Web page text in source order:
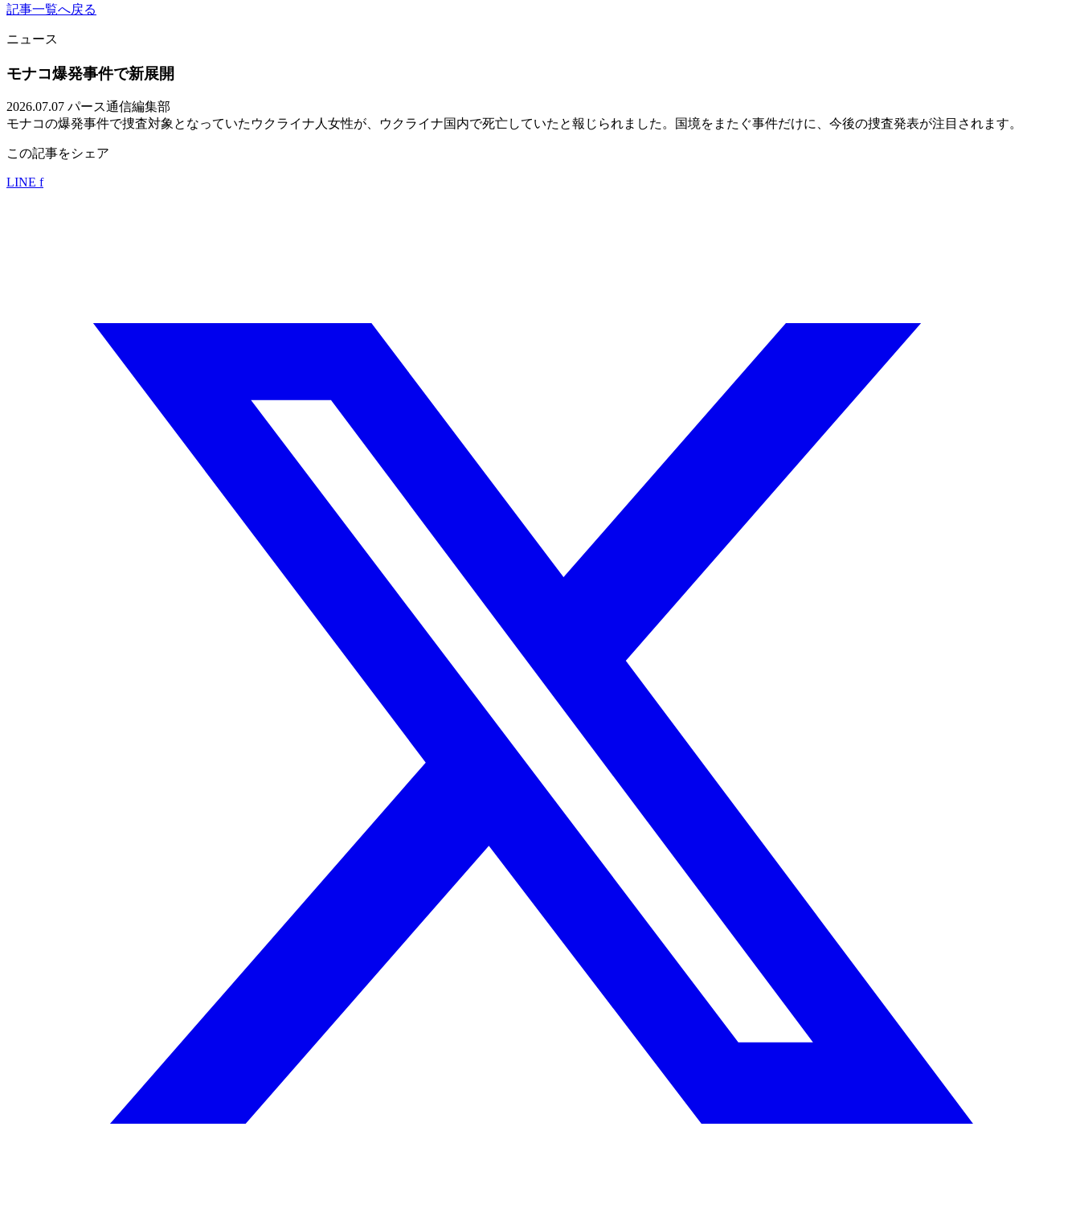
記事一覧へ戻る
ニュース
モナコ爆発事件で新展開
2026.07.07 パース通信編集部
モナコの爆発事件で捜査対象となっていたウクライナ人女性が、ウクライナ国内で死亡していたと報じられました。国境をまたぐ事件だけに、今後の捜査発表が注目されます。
この記事をシェア
LINE f